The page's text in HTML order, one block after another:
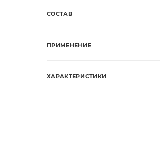
СОСТАВ
ПРИМЕНЕНИЕ
ХАРАКТЕРИСТИКИ